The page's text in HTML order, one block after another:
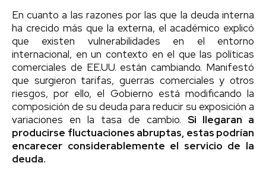
En cuanto a las razones por las que la deuda interna
ha crecido más que la externa, el académico explicó
que existen vulnerabilidades en el entorno
internacional, en un contexto en el que las políticas
comerciales de EE.UU. están cambiando. Manifestó
que surgieron tarifas, guerras comerciales y otros
riesgos, por ello, el Gobierno está modificando la
composición de su deuda para reducir su exposición a
variaciones en la tasa de cambio. Si llegaran a
producirse fluctuaciones abruptas, estas podrían
encarecer considerablemente el servicio de la
deuda.